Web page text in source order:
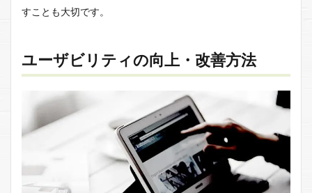
すことも大切です。
ユーザビリティの向上・改善方法